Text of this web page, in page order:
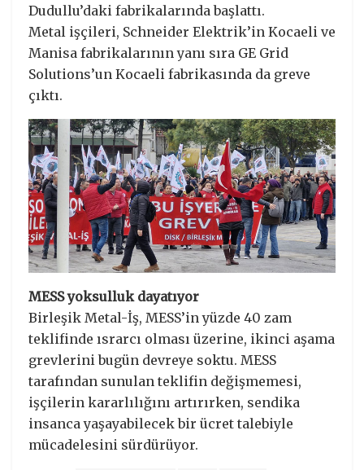
Dudullu’daki fabrikalarında başlattı.
Metal işçileri, Schneider Elektrik’in Kocaeli ve
Manisa fabrikalarının yanı sıra GE Grid
Solutions’un Kocaeli fabrikasında da greve
çıktı.
MESS yoksulluk dayatıyor
Birleşik Metal-İş, MESS’in yüzde 40 zam
teklifinde ısrarcı olması üzerine, ikinci aşama
grevlerini bugün devreye soktu. MESS
tarafından sunulan teklifin değişmemesi,
işçilerin kararlılığını artırırken, sendika
insanca yaşayabilecek bir ücret talebiyle
mücadelesini sürdürüyor.